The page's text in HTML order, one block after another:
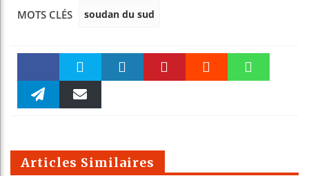
MOTS CLÉS soudan du sud
Faceboo Twitter
m
Articles Similaires